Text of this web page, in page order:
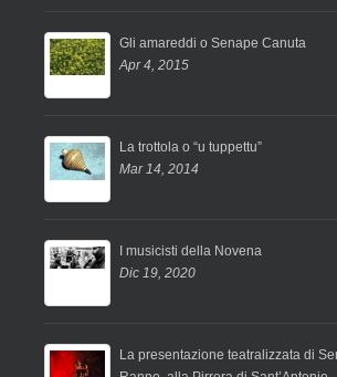
Gli amareddi o Senape Canuta
Apr 4, 2015
La trottola o “u tuppettu”
Mar 14, 2014
I musicisti della Novena
Dic 19, 2020
La presentazione teatralizzata di